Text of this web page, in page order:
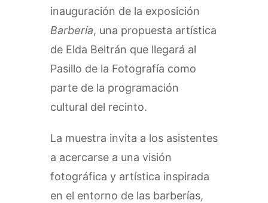
inauguración de la exposición
Barbería, una propuesta artística
de Elda Beltrán que llegará al
Pasillo de la Fotografía como
parte de la programación
cultural del recinto.
La muestra invita a los asistentes
a acercarse a una visión
fotográfica y artística inspirada
en el entorno de las barberías,